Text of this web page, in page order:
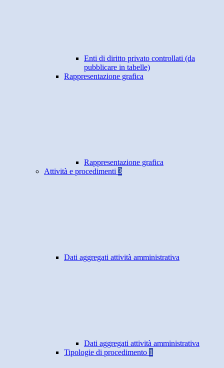
Enti di diritto privato controllati (da
pubblicare in tabelle)
Rappresentazione grafica
Rappresentazione grafica
Attività e procedimenti 3
Dati aggregati attività amministrativa
Dati aggregati attività amministrativa
Tipologie di procedimento 1